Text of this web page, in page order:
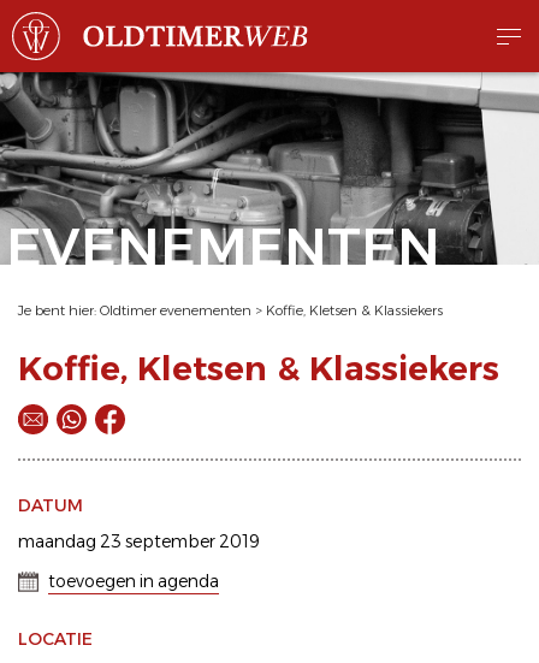
EVENEMENTEN
Je bent hier: Oldtimer evenementen > Koffie, Kletsen & Klassiekers
Koffie, Kletsen & Klassiekers
DATUM
maandag 23 september 2019
toevoegen in agenda
LOCATIE